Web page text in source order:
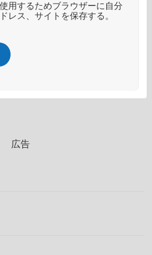
用するためブラウザーに自分
レス、サイトを保存する。
広告